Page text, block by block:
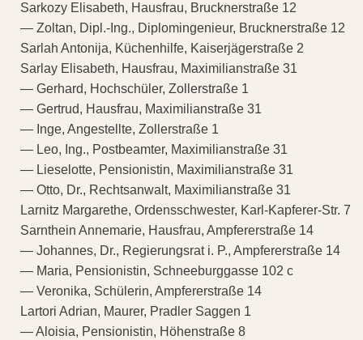
Sarkozy Elisabeth, Hausfrau, Brucknerstraße 12
— Zoltan, Dipl.-Ing., Diplomingenieur, Brucknerstraße 12
Sarlah Antonija, Küchenhilfe, Kaiserjägerstraße 2
Sarlay Elisabeth, Hausfrau, Maximilianstraße 31
— Gerhard, Hochschüler, Zollerstraße 1
— Gertrud, Hausfrau, Maximilianstraße 31
— Inge, Angestellte, Zollerstraße 1
— Leo, Ing., Postbeamter, Maximilianstraße 31
— Lieselotte, Pensionistin, Maximilianstraße 31
— Otto, Dr., Rechtsanwalt, Maximilianstraße 31
Larnitz Margarethe, Ordensschwester, Karl-Kapferer-Str. 7
Sarnthein Annemarie, Hausfrau, Ampfererstraße 14
— Johannes, Dr., Regierungsrat i. P., Ampfererstraße 14
— Maria, Pensionistin, Schneeburggasse 102 c
— Veronika, Schülerin, Ampfererstraße 14
Lartori Adrian, Maurer, Pradler Saggen 1
— Aloisia, Pensionistin, Höhenstraße 8